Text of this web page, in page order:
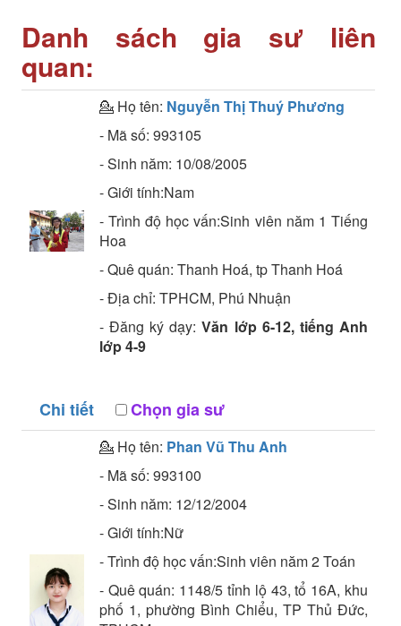
Danh sách gia sư liên
quan:
💁 Họ tên: Nguyễn Thị Thuý Phương
- Mã số: 993105
- Sinh năm: 10/08/2005
- Giới tính:Nam
- Trình độ học vấn:Sinh viên năm 1 Tiếng
Hoa
- Quê quán: Thanh Hoá, tp Thanh Hoá
- Địa chỉ: TPHCM, Phú Nhuận
- Đăng ký dạy:Văn lớp 6-12, tiếng Anh
lớp 4-9
Chi tiết Chọn gia sư
💁 Họ tên: Phan Vũ Thu Anh
- Mã số: 993100
- Sinh năm: 12/12/2004
- Giới tính:Nữ
- Trình độ học vấn:Sinh viên năm 2Toán
- Quê quán: 1148/5 tỉnh lộ 43, tổ 16A, khu
phố 1, phường Bình Chiểu, TP Thủ Đức,